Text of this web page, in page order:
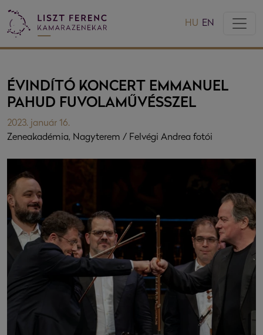
HU EN
ÉVINDÍTÓ KONCERT EMMANUEL
PAHUD FUVOLAMŰVÉSSZEL
2023. január 16.
Zeneakadémia, Nagyterem / Felvégi Andrea fotói